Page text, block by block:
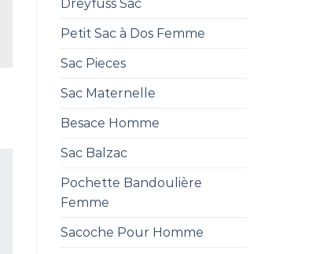
Dreyfuss Sac
Petit Sac à Dos Femme
Sac Pieces
Sac Maternelle
Besace Homme
Sac Balzac
Pochette Bandoulière
Femme
Sacoche Pour Homme